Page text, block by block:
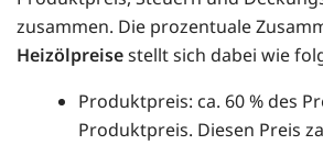
zusammen. Die prozentuale
Heizölpreisestellt sich dabei wie
Produktpreis: ca. 60 % des
Produktpreis. Diesen Preis